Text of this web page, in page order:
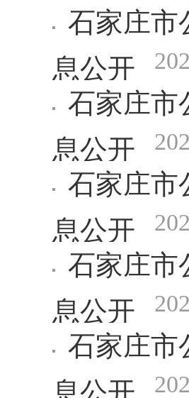
石家庄市
息公开
石家庄市
息公开
石家庄市
息公开
石家庄市
息公开
石家庄市
息公开